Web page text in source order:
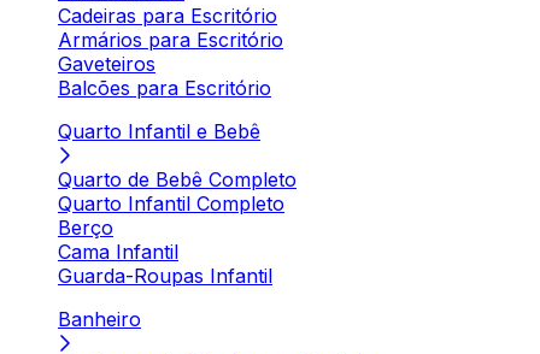
Cadeiras para Escritório
Armários para Escritório
Gaveteiros
Balcões para Escritório
Quarto Infantil e Bebê
Quarto de Bebê Completo
Quarto Infantil Completo
Berço
Cama Infantil
Guarda-Roupas Infantil
Banheiro